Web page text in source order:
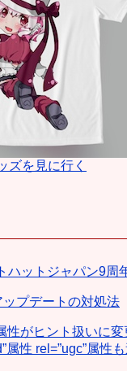
ズを見に行く
ハットジャパン9周
プデートの対処法
性がヒント扱いに
属性 rel=”ugc”属性